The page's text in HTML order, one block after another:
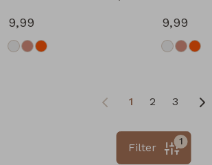
9,99
9,99
1 2 3
1
Filter